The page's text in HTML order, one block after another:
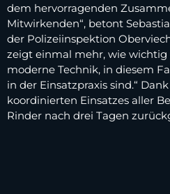
dem hervorragenden
Mitwirkenden“, betont
der Polizeiinspektion
zeigt einmal mehr, wie
moderne Technik, in diesem
in der Einsatzpraxis sind.“
koordinierten Einsatzes aller
Rinder nach drei Tagen